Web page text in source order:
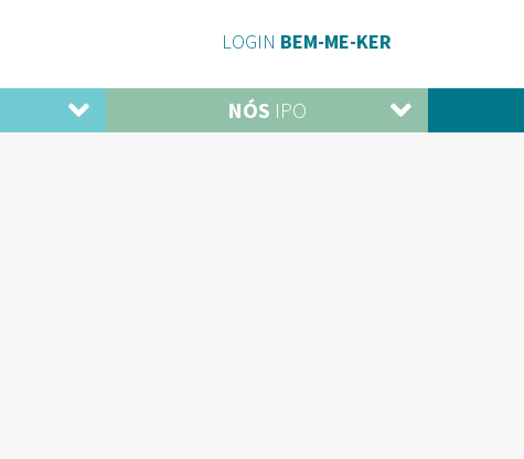
LOGIN BEM-ME-KER
NÓS IPO